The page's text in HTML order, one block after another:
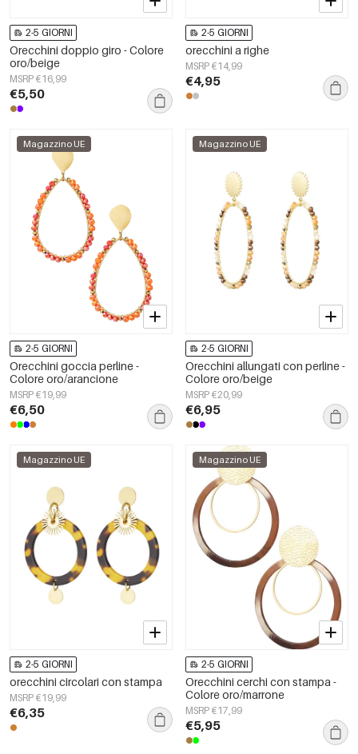
2-5 GIORNI
Orecchini doppio giro - Colore
oro/beige
MSRP €16,99
€5,50
2-5 GIORNI
orecchini a righe
MSRP €14,99
€4,95
Magazzino UE
2-5 GIORNI
Orecchini goccia perline -
Colore oro/arancione
MSRP €19,99
€6,50
Magazzino UE
2-5 GIORNI
Orecchini allungati con perline -
Colore oro/beige
MSRP €20,99
€6,95
Magazzino UE
2-5 GIORNI
orecchini circolari con stampa
MSRP €19,99
€6,35
Magazzino UE
2-5 GIORNI
Orecchini cerchi con stampa -
Colore oro/marrone
MSRP €17,99
€5,95